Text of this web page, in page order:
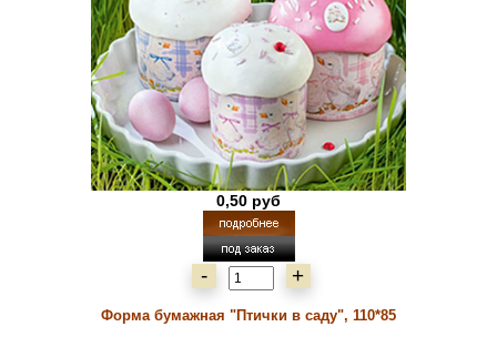
0,50 руб
- +
Форма бумажная "Птички в саду", 110*85